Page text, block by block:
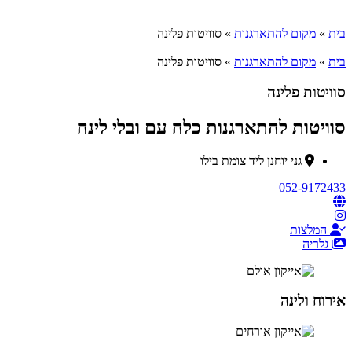
בית » מקום להתארגנות » סוויטות פלינה
בית » מקום להתארגנות » סוויטות פלינה
סוויטות פלינה
סוויטות להתארגנות כלה עם ובלי לינה
גני יוחנן ליד צומת בילו
052-9172433
המלצות
גלריה
אירוח ולינה